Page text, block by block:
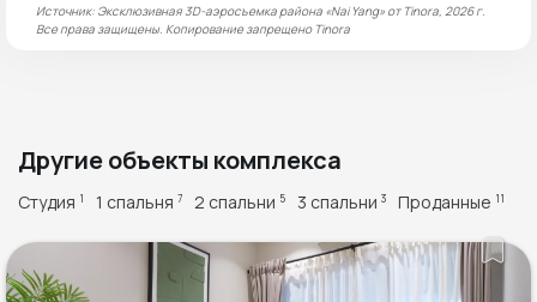
Источник: Эксклюзивная 3D-аэросъемка района «Nai Yang» от Tinora, 2026 г.
Все права защищены. Копирование запрещено Tinora
Другие объекты комплекса
Студия 1 1 спальня 7 2 спальни 5 3 спальни 3 Проданные 11